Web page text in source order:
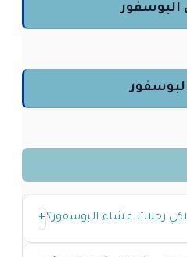
البوسفور
رحلات عشاء البوسفور؟+